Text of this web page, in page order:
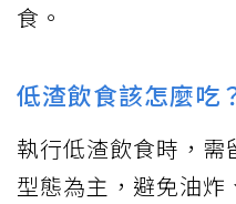
食。
低渣飲食該怎麼吃
執行低渣飲食時，
型態為主，避免油炸